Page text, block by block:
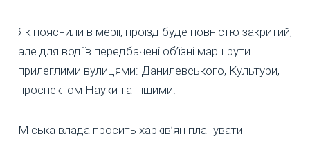
Як пояснили в мерії, проїзд буде повністю закритий,
але для водіїв передбачені об’їзні маршрути
прилеглими вулицями: Данилевського, Культури,
проспектом Науки та іншими.
Міська влада просить харків’ян планувати